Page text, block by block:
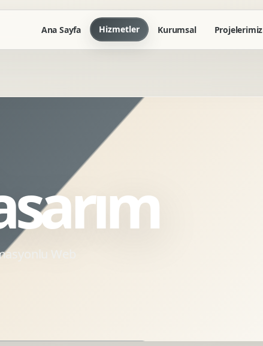
Ana Sayfa Hizmetler Kurumsal Projelerimiz
Web